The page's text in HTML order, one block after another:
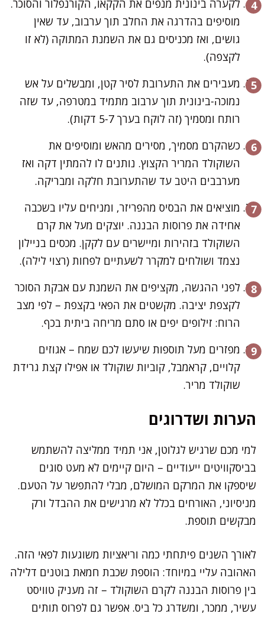
לקערה בינונית מנפים את הקקאו, הקורנפלור והסוכר.
מוסיפים בהדרגה את החלב תוך ערבוב, עד שאין
גושים, ואז מכניסים גם את השמנת המתוקה (לא זו
לקצפה).
מעבירים את התערובת לסיר קטן, ומבשלים על אש
נמוכה-בינונית תוך ערבוב מתמיד במטרפה, עד שזה
רותח ומסמיך (זה לוקח בערך 5-7 דקות).
כשהקרם מסמיך, מסירים מהאש ומוסיפים את
השוקולד המריר הקצוץ. נותנים לו להמתין דקה ואז
מערבבים היטב עד שהתערובת חלקה ומבריקה.
מוציאים את הבסיס מהפריזר, ומניחים עליו בשכבה
אחידה את פרוסות הבננה. יוצקים מעל את קרם
השוקולד בזהירות ומיישרים עם לקקן. מכסים בניילון
נצמד ושולחים למקרר לשעתיים לפחות (רצוי לילה).
לפני ההגשה, מקציפים את השמנת עם אבקת הסוכר
לקצפת יציבה. מקשטים את הפאי בקצפת – לפי מצב
הרוח: זילופים יפים או סתם מריחה ביתית בכף.
מפזרים מעל תוספות שיעשו לכם שמח – אגוזים
קלויים, קראמבל, קוביות שוקולד או אפילו קצת גרידת
שוקולד מריר.
הערות ושדרוגים
למי מכם שרגיש לגלוטן, אני תמיד ממליצה להשתמש
בביסקוויטים ייעודיים – היום קיימים לא מעט סוגים
שיספקו את המרקם המושלם, מבלי להתפשר על הטעם.
מניסיוני, האורחים בכלל לא מרגישים את ההבדל ורק
מבקשים תוספת.
לאורך השנים פיתחתי כמה וריאציות משוגעות לפאי הזה.
האהובה עליי במיוחד: הוספת שכבת חמאת בוטנים דלילה
בין פרוסות הבננה לקרם השוקולד – זה מעניק טוויסט
עשיר, ממכר, ומשדרג כל ביס. אפשר גם לפרוס תותים